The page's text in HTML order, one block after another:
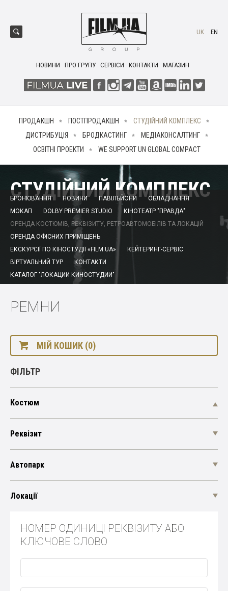
НОВИНИ ПРО ГРУПУ СЕРВІСИ КОНТАКТИ МАГАЗИН
UK EN
ПРОДАКШН ПОСТПРОДАКШН
СТУДІЙНИЙ КОМПЛЕКС
ДИСТРИБУЦІЯ
БРОДКАСТИНГ
МЕДІАКОНСАЛТИНГ
ОСВІТНІ ПРОЕКТИ
WE SUPPORT UN GLOBAL COMPACT
СТУДІЙНИЙ КОМПЛЕКС
БРОНЮВАННЯ НОВИНИ ПАВІЛЬЙОНИ
ОБЛАДНАННЯ
МОКАП
DOLBY PREMIER STUDIO
КІНОТЕАТР "ПРАВДА"
ОРЕНДА КОСТЮМІВ, РЕКВІЗИТУ, РЕТРОАВТОМОБІЛІВ ТА ЛОКАЦІЙ
ОРЕНДА ОФІСНИХ ПРИМІЩЕНЬ
ЕКСКУРСІЇ ПО КІНОСТУДІЇ «FILM.UA»
КЕЙТЕРИНГ-СЕРВІС
ВІРТУАЛЬНИЙ ТУР
КОНТАКТИ
КАТАЛОГ "ЛОКАЦИИ КИНОСТУДИИ"
РЕМНИ
МІЙ КОШИК (0)
ФІЛЬТР
Костюм
Реквізит
Автопарк
Локації
НОМЕР ОДИНИЦІ РЕКВІЗИТУ АБО
КЛЮЧОВЕ СЛОВО